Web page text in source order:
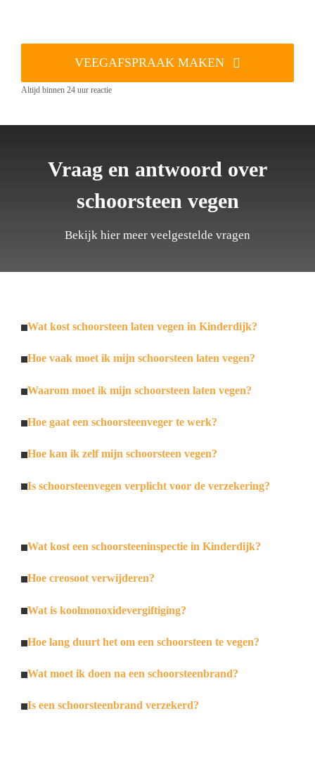
VEEGAFSPRAAK MAKEN
Altijd binnen 24 uur reactie
Vraag en antwoord over
schoorsteen vegen
Bekijk hier meer veelgestelde vragen
Wat kost schoorsteen laten vegen in Kinderdijk?
Hoe vaak moet ik mijn schoorsteen laten vegen?
Waarom moet ik mijn schoorsteen laten vegen?
Hoe gaat een schoorsteenveger te werk?
Hoe kan ik zelf mijn schoorsteen vegen?
Is schoorsteenvegen verplicht voor de verzekering?
Wat kost een schoorsteeninspectie in Kinderdijk?
Hoe creosoot verwijderen?
Wat is koolmonoxidevergiftiging?
Hoe lang duurt het om een schoorsteen te vegen?
Wat moet ik doen na een schoorsteenbrand?
Is een schoorsteenbrand verzekerd?